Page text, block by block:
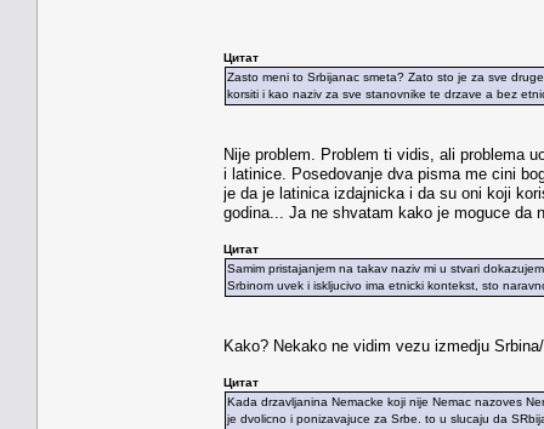
Цитат
Zasto meni to Srbijanac smeta? Zato sto je za sve
korsiti i kao naziv za sve stanovnike te drzave a bez
Nije problem. Problem ti vidis, ali problema
i latinice. Posedovanje dva pisma me cini
je da je latinica izdajnicka i da su oni koji
godina... Ja ne shvatam kako je moguce da
Цитат
Samim pristajanjem na takav naziv mi u stvari
Srbinom uvek i iskljucivo ima etnicki kontekst, sto
Kako? Nekako ne vidim vezu izmedju
Цитат
Kada drzavljanina Nemacke koji nije Nemac nazoves
je dvolicno i ponizavajuce za Srbe. to u slucaju da